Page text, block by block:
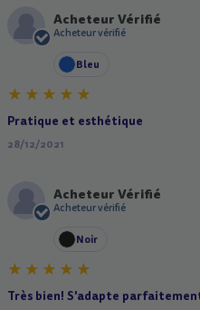
A
Acheteur Vérifié
Acheteur vérifié
Bleu
Pratique et esthétique
28/12/2021
A
Acheteur Vérifié
Acheteur vérifié
Noir
Très bien! S'adapte